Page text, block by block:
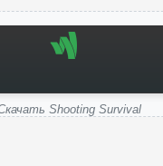
Shooting Survival